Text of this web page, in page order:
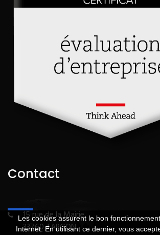
Contact
15 rue de la Mairie
33760 TARGON
Les cookies assurent le bon
Internet. En utilisant ce dernier, vous